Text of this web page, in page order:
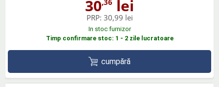
30,36 lei
PRP: 30,99 lei
In stoc furnizor
Timp confirmare stoc: 1 - 2 zile lucratoare
cumpără